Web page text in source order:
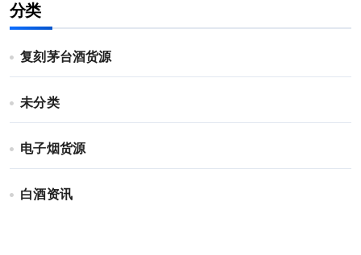
分类
复刻茅台酒货源
未分类
电子烟货源
白酒资讯